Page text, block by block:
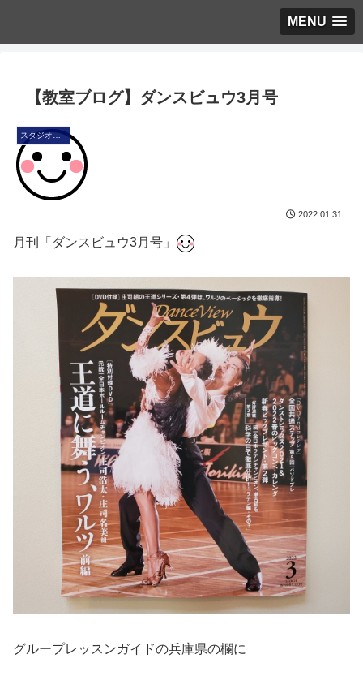
MENU
【教室ブログ】ダンスビュウ3月号
スタジオ・ブログ
2022.01.31
月刊「ダンスビュウ3月号」
グループレッスンガイドの兵庫県の欄に